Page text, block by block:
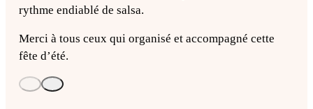
rythme endiablé de salsa.
Merci à tous ceux qui organisé et accompagné cette
fête d’été.